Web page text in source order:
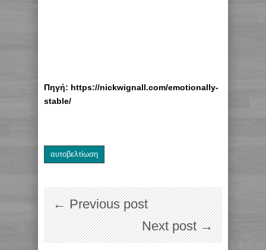
Πηγή: https://nickwignall.com/emotionally-
stable/
αυτοβελτίωση
← Previous post
Next post →